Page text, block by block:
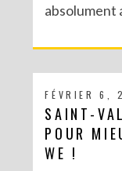
absolument
FÉVRIER 6,
SAINT-
POUR
WE !